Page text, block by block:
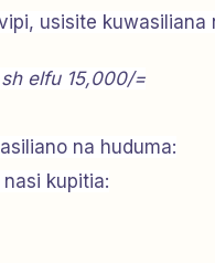
usisite kuwasiliana
elfu 15,000/=
na huduma:
kupitia: